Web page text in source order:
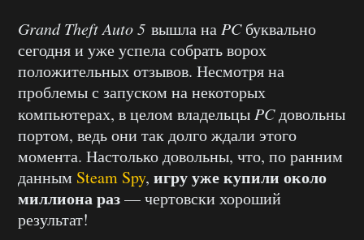
Grand Theft Auto 5 вышла наPCбуквально
сегодня и уже успела собрать ворох
положительных отзывов. Несмотря на
проблемы с запуском на некоторых
компьютерах, в целом владельцыPCдовольны
портом, ведь они так долго ждали этого
момента. Настолько довольны, что, по ранним
данным Steam Spy, игру уже купили около
миллиона раз— чертовски хороший
результат!